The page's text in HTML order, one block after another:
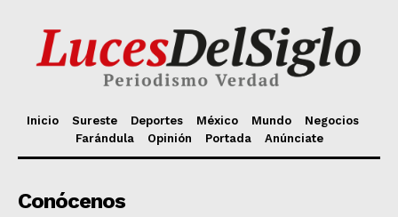
Inicio Sureste Deportes México Mundo
Negocios
Farándula
Opinión Portada Anúnciate
Conócenos